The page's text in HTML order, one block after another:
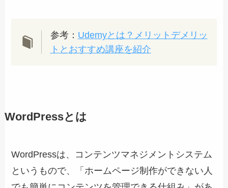
参考： Udemyとは？メリットデメリッ
トとおすすめ講座を紹介
WordPressとは
WordPressは、コンテンツマネジメントシステム
というもので、「ホームページ制作ができない人